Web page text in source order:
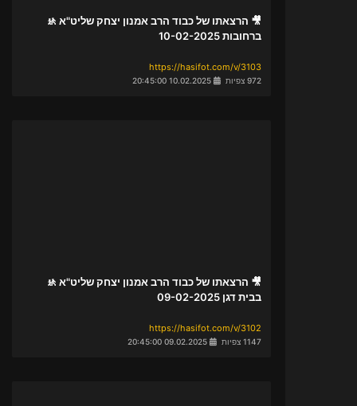
🎥 הרצאתו של כבוד הרב אמנון יצחק שליט"א 🚸
ברחובות 10-02-2025
https://hasifot.com/v/3103
972 צפיות
🎥 הרצאתו של כבוד הרב אמנון יצחק שליט"א 🚸
בבית דגן 09-02-2025
https://hasifot.com/v/3102
1147 צפיות